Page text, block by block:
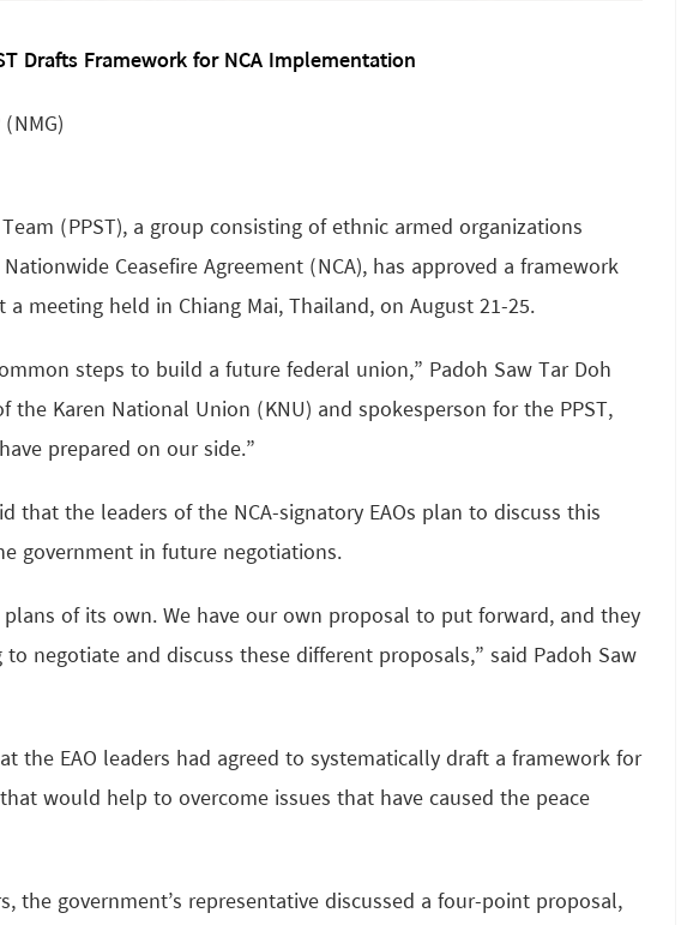
Drafts Framework for NCA Implementation
(PPST), a group consisting of ethnic armed organizations
Ceasefire Agreement (NCA), has approved a framework
meeting held in Chiang Mai, Thailand, on August 21-25.
steps to build a future federal union,” Padoh Saw Tar Doh
the Karen National Union (KNU) and spokesperson for the PPST,
prepared on our side.”
that the leaders of the NCA-signatory EAOs plan to discuss this
government in future negotiations.
of its own. We have our own proposal to put forward, and they
negotiate and discuss these different proposals,” said Padoh Saw
the EAO leaders had agreed to systematically draft a framework for
would help to overcome issues that have caused the peace
the government’s representative discussed a four-point proposal,